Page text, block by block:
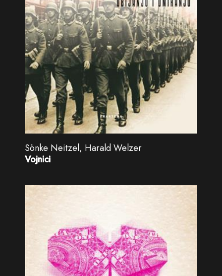
Sönke Neitzel, Harald Welzer
Vojnici